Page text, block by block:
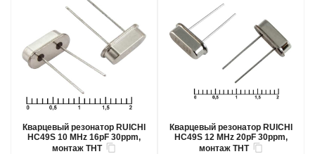
Кварцевый резонатор RUICHI
HC49S 10 MHz 16pF 30ppm,
монтаж THT
Кварцевый резонатор RUICHI
HC49S 12 MHz 20pF 30ppm,
монтаж THT